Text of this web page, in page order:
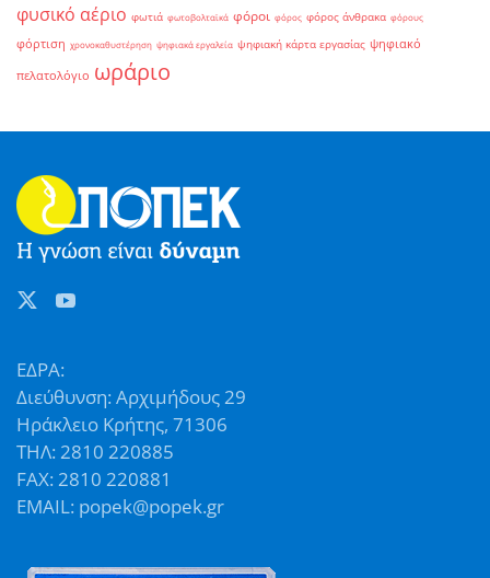
φυσικό αέριο φωτιά φωτοβολταϊκά φόροι φόρος φόρος άνθρακα φόρους
φόρτιση χρονοκαθυστέρηση ψηφιακά εργαλεία ψηφιακή κάρτα εργασίας ψηφιακό
πελατολόγιο ωράριο
ΕΔΡΑ:
Διεύθυνση: Αρχιμήδους 29
Ηράκλειο Κρήτης, 71306
ΤΗΛ: 2810 220885
FAX: 2810 220881
EMAIL: popek@popek.gr